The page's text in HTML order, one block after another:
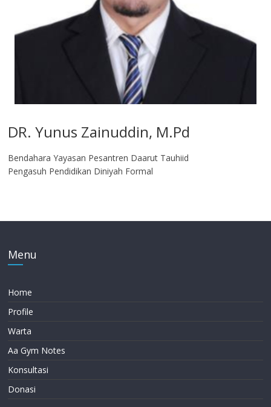
DR. Yunus Zainuddin, M.Pd
Bendahara Yayasan Pesantren Daarut Tauhiid
Pengasuh Pendidikan Diniyah Formal
Menu
Home
Profile
Warta
Aa Gym Notes
Konsultasi
Donasi